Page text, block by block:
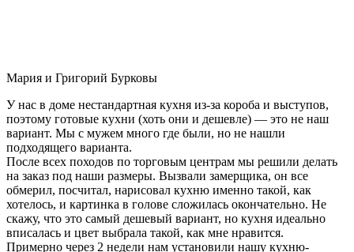
Мария и Григорий Бурковы
У нас в доме нестандартная кухня из-за короба и выступов,
поэтому готовые кухни (хоть они и дешевле) — это не наш
вариант. Мы с мужем много где были, но не нашли
подходящего варианта.
После всех походов по торговым центрам мы решили делать
на заказ под наши размеры. Вызвали замерщика, он все
обмерил, посчитал, нарисовал кухню именно такой, как
хотелось, и картинка в голове сложилась окончательно. Не
скажу, что это самый дешевый вариант, но кухня идеально
вписалась и цвет выбрала такой, как мне нравится.
Примерно через 2 недели нам установили нашу кухню-